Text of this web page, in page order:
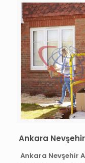
Ankara
Ankara Nevşehir